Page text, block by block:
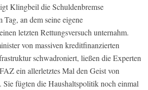
Klingbeil die Schuldenbremse
Tag, an dem seine eigene
letzten Rettungsversuch unternahm.
von massiven kreditfinanzierten
schwadroniert, ließen die Experten
ein allerletztes Mal den Geist von
fügten die Haushaltspolitik noch einmal